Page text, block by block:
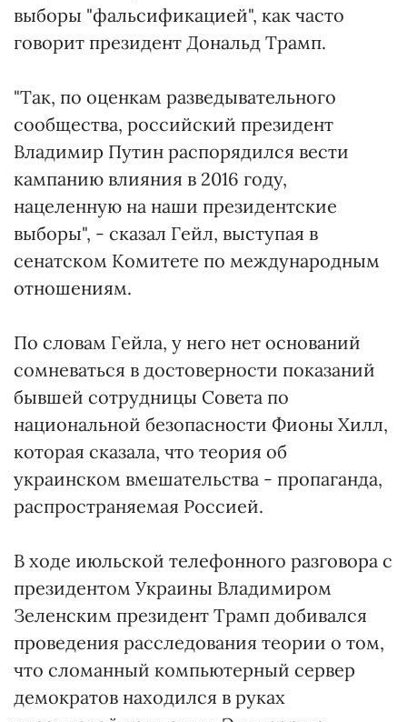
выборы "фальсификацией", как часто
говорит президент Дональд Трамп.
"Так, по оценкам разведывательного
сообщества, российский президент
Владимир Путин распорядился вести
кампанию влияния в 2016 году,
нацеленную на наши президентские
выборы", - сказал Гейл, выступая в
сенатском Комитете по международным
отношениям.
По словам Гейла, у него нет оснований
сомневаться в достоверности показаний
бывшей сотрудницы Совета по
национальной безопасности Фионы Хилл,
которая сказала, что теория об
украинском вмешательства - пропаганда,
распространяемая Россией.
В ходе июльской телефонного разговора с
президентом Украины Владимиром
Зеленским президент Трамп добивался
проведения расследования теории о том,
что сломанный компьютерный сервер
демократов находился в руках